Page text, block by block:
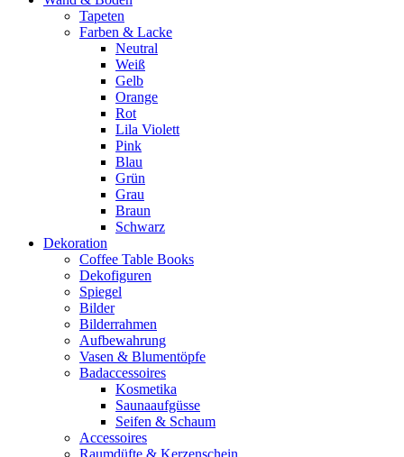
Tapeten
Farben & Lacke
Neutral
Weiß
Gelb
Orange
Rot
Lila Violett
Pink
Blau
Grün
Grau
Braun
Schwarz
Dekoration
Coffee Table Books
Dekofiguren
Spiegel
Bilder
Bilderrahmen
Aufbewahrung
Vasen & Blumentöpfe
Badaccessoires
Kosmetika
Saunaaufgüsse
Seifen & Schaum
Accessoires
Raumdüfte & Kerzenschein